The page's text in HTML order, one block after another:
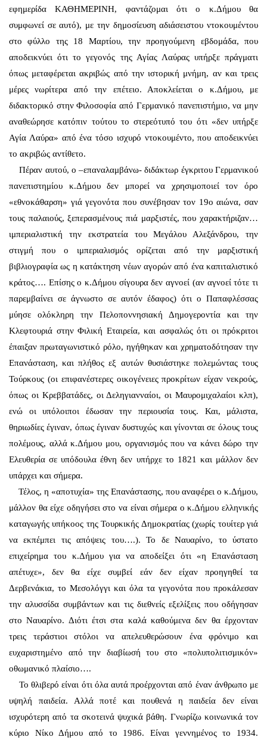
εφημερίδα ΚΑΘΗΜΕΡΙΝΗ, φαντάζομαι ότι ο κ.Δήμου θα
συμφωνεί σε αυτό), με την δημοσίευση αδιάσειστου ντοκουμέντου
στο φύλλο της 18 Μαρτίου, την προηγούμενη εβδομάδα, που
αποδεικνύει ότι το γεγονός της Αγίας Λαύρας υπήρξε πράγματι
όπως μεταφέρεται ακριβώς από την ιστορική μνήμη, αν και τρεις
μέρες νωρίτερα από την επέτειο. Αποκλείεται ο κ.Δήμου, με
διδακτορικό στην Φιλοσοφία από Γερμανικό πανεπιστήμιο, να μην
αναθεώρησε κατόπιν τούτου το στερεότυπό του ότι «δεν υπήρξε
Αγία Λαύρα» από ένα τόσο ισχυρό ντοκουμέντο, που αποδεικνύει
το ακριβώς αντίθετο.
Πέραν αυτού, ο –επαναλαμβάνω- διδάκτωρ έγκριτου Γερμανικού
πανεπιστημίου κ.Δήμου δεν μπορεί να χρησιμοποιεί τον όρο
«εθνοκάθαρση» γιά γεγονότα που συνέβησαν τον 19ο αιώνα, σαν
τους παλαιούς, ξεπερασμένους πιά μαρξιστές, που χαρακτήριζαν…
ιμπεριαλιστική την εκστρατεία του Μεγάλου Αλεξάνδρου, την
στιγμή που ο ιμπεριαλισμός ορίζεται από την μαρξιστική
βιβλιογραφία ως η κατάκτηση νέων αγορών από ένα καπιταλιστικό
κράτος…. Επίσης ο κ.Δήμου σίγουρα δεν αγνοεί (αν αγνοεί τότε τι
παρεμβαίνει σε άγνωστο σε αυτόν έδαφος) ότι ο Παπαφλέσσας
μύησε ολόκληρη την Πελοποννησιακή Δημογεροντία και την
Κλεφτουριά στην Φιλική Εταιρεία, και ασφαλώς ότι οι πρόκριτοι
έπαιξαν πρωταγωνιστικό ρόλο, ηγήθηκαν και χρηματοδότησαν την
Επανάσταση, και πλήθος εξ αυτών θυσιάστηκε πολεμώντας τους
Τούρκους (οι επιφανέστερες οικογένειες προκρίτων είχαν νεκρούς,
όπως οι Κρεββατάδες, οι Δεληγιανναίοι, οι Μαυρομιχαλαίοι κλπ),
ενώ οι υπόλοιποι έδωσαν την περιουσία τους. Και, μάλιστα,
θηριωδίες έγιναν, όπως έγιναν δυστυχώς και γίνονται σε όλους τους
πολέμους, αλλά κ.Δήμου μου, οργανισμός που να κάνει δώρο την
Ελευθερία σε υπόδουλα έθνη δεν υπήρχε το 1821 και μάλλον δεν
υπάρχει και σήμερα.
Τέλος, η «αποτυχία» της Επανάστασης, που αναφέρει ο κ.Δήμου,
μάλλον θα είχε οδηγήσει στο να είναι σήμερα ο κ.Δήμου ελληνικής
καταγωγής υπήκοος της Τουρκικής Δημοκρατίας (χωρίς τουίτερ γιά
να εκπέμπει τις απόψεις του….). Το δε Ναυαρίνο, το ύστατο
επιχείρημα του κ.Δήμου για να αποδείξει ότι «η Επανάσταση
απέτυχε», δεν θα είχε συμβεί εάν δεν είχαν προηγηθεί τα
Δερβενάκια, το Μεσολόγγι και όλα τα γεγονότα που προκάλεσαν
την αλυσσίδα συμβάντων και τις διεθνείς εξελίξεις που οδήγησαν
στο Ναυαρίνο. Διότι έτσι στα καλά καθούμενα δεν θα έρχονταν
τρεις τεράστιοι στόλοι να απελευθερώσουν ένα φρόνιμο και
ευχαριστημένο από την διαβίωσή του στο «πολυπολιτισμικόν»
οθωμανικό πλαίσιο….
Το θλιβερό είναι ότι όλα αυτά προέρχονται από έναν άνθρωπο με
υψηλή παιδεία. Αλλά ποτέ και πουθενά η παιδεία δεν είναι
ισχυρότερη από τα σκοτεινά ψυχικά βάθη. Γνωρίζω κοινωνικά τον
κύριο Νίκο Δήμου από το 1986. Είναι γεννημένος το 1934.